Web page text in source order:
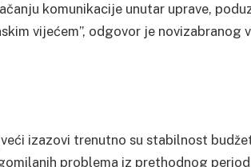
komunikacije unutar uprave,
vijećem”, odgovor je novizabranog
izazovi trenutno su stabilnost
problema iz prethodnog